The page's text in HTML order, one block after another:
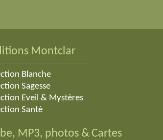
Montclar
Blanche
Sagesse
Eveil & Mystères
Santé
MP3, photos & Cartes